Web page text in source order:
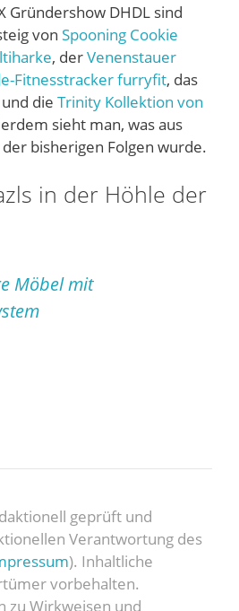
Gründershow DHDL sind
von Spooning Cookie
, derVenenstauer
Fitnesstracker furryfit, das
und die Trinity Kollektion von
sieht man, was aus
bisherigen Folgen wurde.
in der Höhle der
Möbel mit
geprüft und
Verantwortung des
). Inhaltliche
vorbehalten.
zu Wirkweisen und